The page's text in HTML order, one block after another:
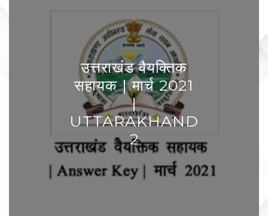
उत्तराखंड वैयक्तिक
सहायक | मार्च 2021
|
UTTARAKHAND
2